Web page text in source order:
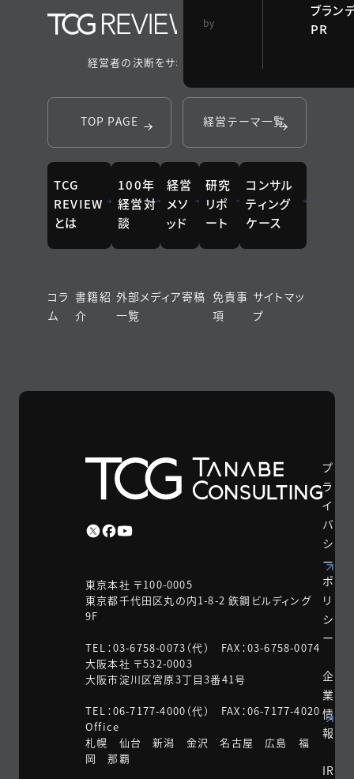
ブラン
PR
by
経営者の決断をサポートするメディア
TOP PAGE 経営テーマ一覧
TCG
REVIEW
とは
100年
経営対
談
経営
メソ
ッド
研究
リポ
ート
コンサル
ティング
ケース
コラ
ム
書籍紹
介
外部メディア寄稿
一覧
免責事
項
サイトマッ
プ
東京本社 〒100-0005
東京都千代田区丸の内1-8-2 鉃鋼ビルディング
9F
TEL：03-6758-0073（代） FAX：03-6758-0074
大阪本社 〒532-0003
大阪市淀川区宮原3丁目3番41号
TEL：06-7177-4000（代） FAX：06-7177-4020
Office
札幌 仙台 新潟 金沢 名古屋 広島 福
岡 那覇
プ
ラ
イ
バ
シ
ー
ポ
リ
シ
ー
企
業
情
報
IR